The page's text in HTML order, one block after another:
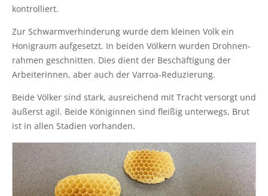
kontrolliert.
Zur Schwarm­ver­hin­de­rung wur­de dem klei­nen Volk ein
Honig­raum auf­ge­setzt. In bei­den Völ­kern wur­den Droh­nen­
rah­men geschnit­ten. Dies dient der Beschäf­ti­gung der
Arbei­te­rin­nen, aber auch der Varroa-Reduzierung.
Bei­de Völ­ker sind stark, aus­rei­chend mit Tracht ver­sorgt und
äußerst agil. Bei­de Köni­gin­nen sind flei­ßig unter­wegs, Brut
ist in allen Sta­di­en vorhanden.